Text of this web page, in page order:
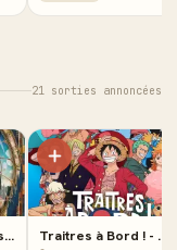
21 sorties annoncées
Orloj - L'horloge astronomique de Prague Traitres à Bord ! - One Piece